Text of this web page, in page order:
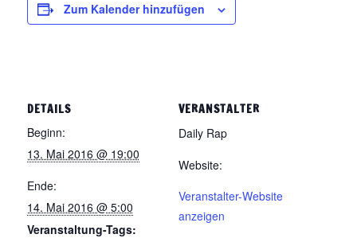
Zum Kalender hinzufügen
DETAILS
Beginn:
13. Mai 2016 @ 19:00
Ende:
14. Mai 2016 @ 5:00
Veranstaltung-Tags:
VERANSTALTER
Daily Rap
Website:
Veranstalter-Website
anzeigen